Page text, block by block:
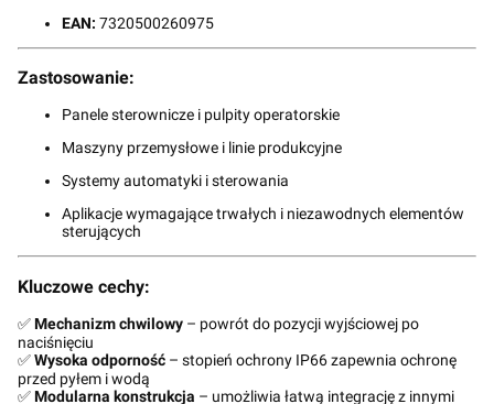
EAN: 7320500260975
Zastosowanie:
Panele sterownicze i pulpity operatorskie
Maszyny przemysłowe i linie produkcyjne
Systemy automatyki i sterowania
Aplikacje wymagające trwałych i niezawodnych elementów
sterujących
Kluczowe cechy:
✅Mechanizm chwilowy – powrót do pozycji wyjściowej po
naciśnięciu
✅Wysoka odporność – stopień ochrony IP66 zapewnia ochronę
przed pyłem i wodą
✅Modularna konstrukcja – umożliwia łatwą integrację z innymi